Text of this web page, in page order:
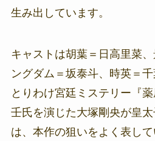
生み出しています。
キャストは胡葉＝日高里菜
ングダム＝坂泰斗、時英＝千
とりわけ宮廷ミステリー『
壬氏を演じた大塚剛央が皇
は、本作の狙いをよく表し